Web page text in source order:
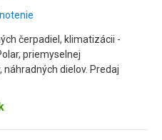
čerpadiel, klimatizácii -
priemyselnej
dielov. Predaj